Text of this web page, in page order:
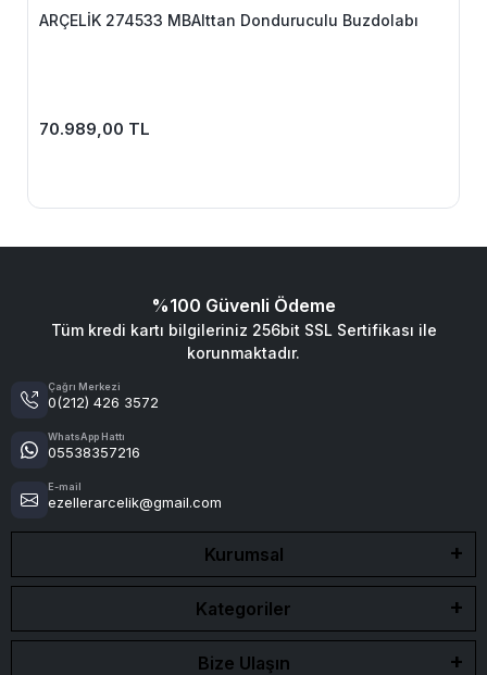
ARÇELİK 274533 MBAlttan Donduruculu Buzdolabı
70.989,00 TL
%100 Güvenli Ödeme
Tüm kredi kartı bilgileriniz 256bit SSL Sertifikası ile
korunmaktadır.
Çağrı Merkezi
0(212) 426 3572
WhatsApp Hattı
05538357216
E-mail
ezellerarcelik@gmail.com
Kurumsal
Kategoriler
Bize Ulaşın